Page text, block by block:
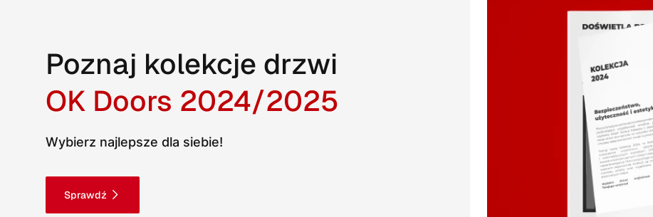
Poznaj kolekcje drzwi
OK Doors 2024/2025
Wybierz najlepsze dla siebie!
Sprawdź